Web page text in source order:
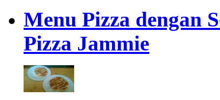
Menu Pizza dengan
Pizza Jammie